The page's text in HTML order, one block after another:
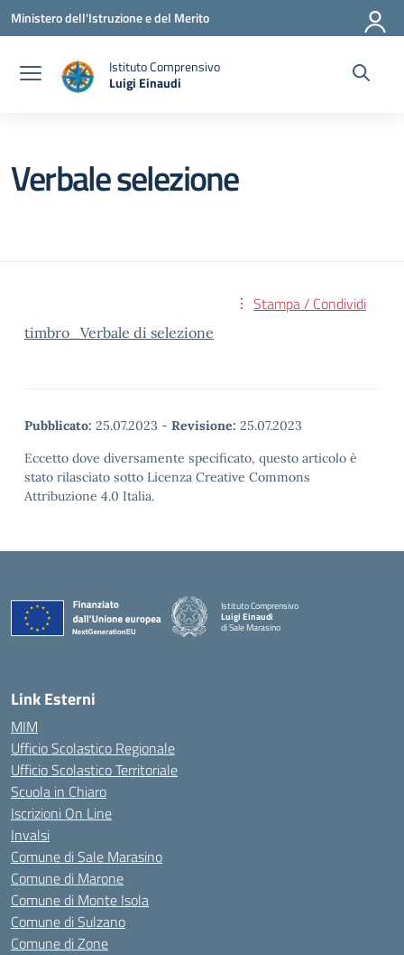
Vai ai contenuti
Vai al menu di navigazione
Vai al footer
Ministero dell'Istruzione e del Merito
Istituto Comprensivo
Luigi Einaudi
— Visita la pagina iniziale della scuola
Verbale selezione
Stampa / Condividi
timbro_Verbale di selezione
Pubblicato: 25.07.2023 - Revisione: 25.07.2023
Eccetto dove diversamente specificato, questo articolo è
stato rilasciato sotto Licenza Creative Commons
Attribuzione 4.0 Italia.
Istituto Comprensivo
Luigi Einaudi
di Sale Marasino
Link Esterni
MIM
Ufficio Scolastico Regionale
Ufficio Scolastico Territoriale
Scuola in Chiaro
Iscrizioni On Line
Invalsi
Comune di Sale Marasino
Comune di Marone
Comune di Monte Isola
Comune di Sulzano
Comune di Zone